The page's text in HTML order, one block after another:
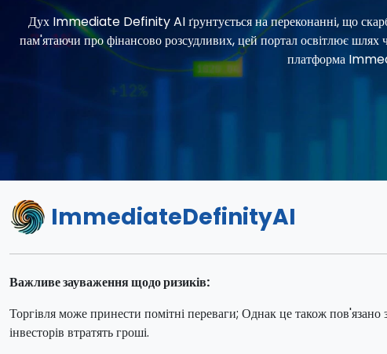
Дух Immediate Definity AI ґрунтується на переконанні, що
пам'ятаючи про фінансово розсудливих, цей портал освітлює шлях
платформа
ImmediateDefinityAI
Важливе зауваження щодо ризиків:
Торгівля може принести помітні переваги; Однак це також пов'язано
інвесторів втратять гроші.